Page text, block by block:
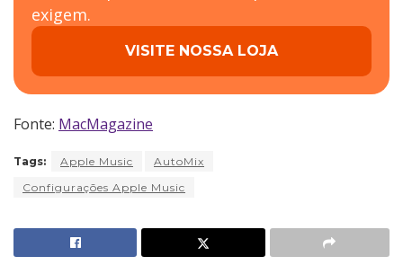
exigem.
VISITE NOSSA LOJA
Fonte: MacMagazine
Tags: Apple Music
AutoMix
Configurações Apple Music